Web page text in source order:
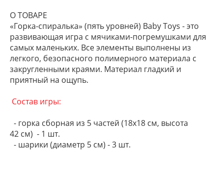
О ТОВАРЕ
«Горка-спиралька» (пять уровней) Baby Toys - это
развивающая игра с мячиками-погремушками для
самых маленьких. Все элементы выполнены из
легкого, безопасного полимерного материала с
закругленными краями. Материал гладкий и
приятный на ощупь.
Состав игры:
- горка сборная из 5 частей (18х18 см, высота
42 см) - 1 шт.
- шарики (диаметр 5 см) - 3 шт.